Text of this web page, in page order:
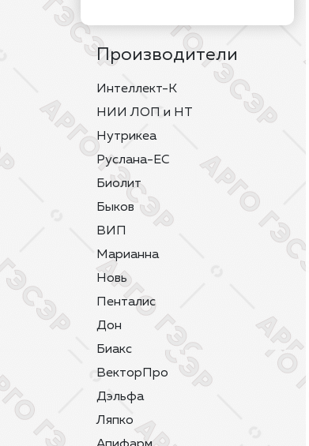
Производители
Интеллект-К
НИИ ЛОП и НТ
Нутрикеа
Руслана-ЕС
Биолит
Быков
ВИП
Марианна
Новь
Пенталис
Дон
Биакс
ВекторПро
Дэльфа
Ляпко